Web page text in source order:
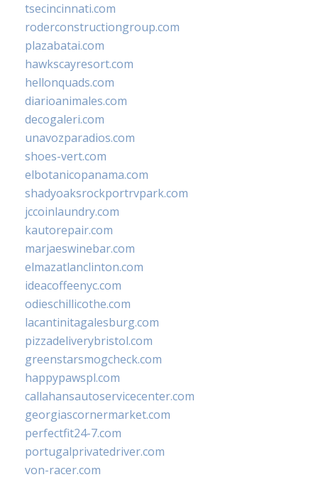
tsecincinnati.com
roderconstructiongroup.com
plazabatai.com
hawkscayresort.com
hellonquads.com
diarioanimales.com
decogaleri.com
unavozparadios.com
shoes-vert.com
elbotanicopanama.com
shadyoaksrockportrvpark.com
jccoinlaundry.com
kautorepair.com
marjaeswinebar.com
elmazatlanclinton.com
ideacoffeenyc.com
odieschillicothe.com
lacantinitagalesburg.com
pizzadeliverybristol.com
greenstarsmogcheck.com
happypawspl.com
callahansautoservicecenter.com
georgiascornermarket.com
perfectfit24-7.com
portugalprivatedriver.com
von-racer.com